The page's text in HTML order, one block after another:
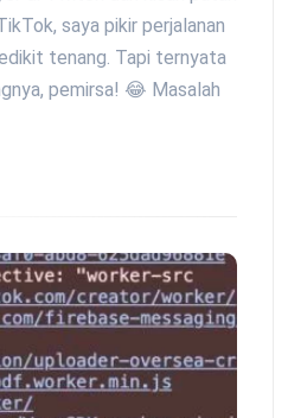
saya pikir perjalanan
tenang. Tapi ternyata
pemirsa! 😂 Masalah